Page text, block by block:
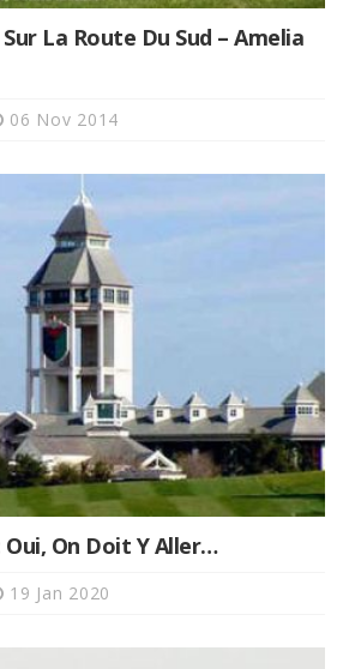
La Route Du Sud – Amelia
06 Nov 2014
On Doit Y Aller…
19 Jan 2020